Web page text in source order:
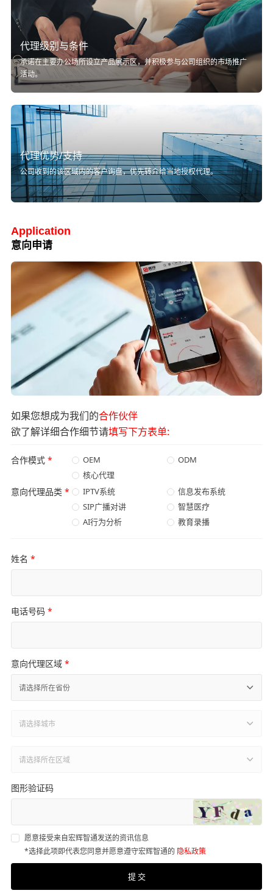
代理级别与条件
承诺在主要办公场所设立产品展示区，并积极参与公司组织的市场推广
活动。
代理优势/支持
公司收到的该区域内的客户询盘，优先转介给当地授权代理。
Application
意向申请
如果您想成为我们的合作伙伴
欲了解详细合作细节请填写下方表单:
合作模式 * OEM
ODM
核心代理
意向代理品类 * IPTV系统
信息发布系统
SIP广播对讲
智慧医疗
AI行为分析
教育录播
姓名 *
电话号码 *
意向代理区域 *
请选择所在省份
请选择城市
请选择所在区域
图形验证码
愿意接受来自宏辉智通发送的资讯信息
*选择此项即代表您同意并愿意遵守宏辉智通的 隐私政策
提 交